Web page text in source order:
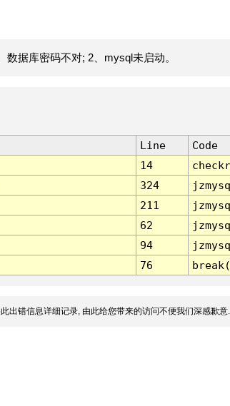
据库密码不对; 2、mysql未启动。
Line
Code
14
324
211
62
94
76
出错信息详细记录, 由此给您带来的访问不便我们深感歉意.